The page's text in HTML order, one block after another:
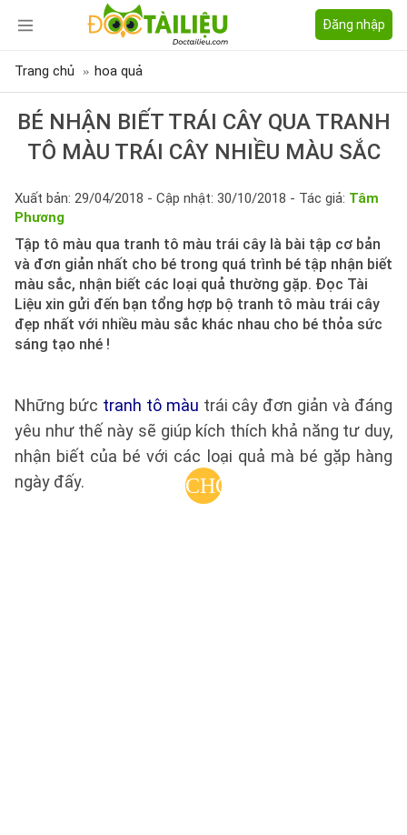
Đăng nhập
Trang chủ hoa quả
BÉ NHẬN BIẾT TRÁI CÂY QUA TRANH
TÔ MÀU TRÁI CÂY NHIỀU MÀU SẮC
Xuất bản: 29/04/2018 - Cập nhật: 30/10/2018 - Tác giả: Tâm
Phương
Tập tô màu qua tranh tô màu trái cây là bài tập cơ bản
và đơn giản nhất cho bé trong quá trình bé tập nhận biết
màu sắc, nhận biết các loại quả thường gặp. Đọc Tài
Liệu xin gửi đến bạn tổng hợp bộ tranh tô màu trái cây
đẹp nhất với nhiều màu sắc khác nhau cho bé thỏa sức
sáng tạo nhé !
Những bức tranh tô màu trái cây đơn giản và đáng
yêu như thế này sẽ giúp kích thích khả năng tư duy,
nhận biết của bé với các loại quả mà bé gặp hàng
ngày đấy.
CHỌN